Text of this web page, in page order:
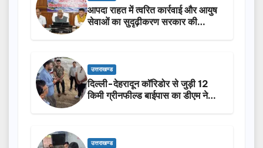
आपदा राहत में त्वरित कार्रवाई और आयुष
सेवाओं का सुदृढ़ीकरण सरकार की
उत्तराखण्ड
दिल्ली-देहरादून कॉरिडोर से जुड़ी 12
किमी ग्रीनफील्ड बाईपास का डीएम ने
उत्तराखण्ड